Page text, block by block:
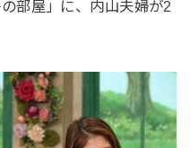
部屋」に、内山夫婦が2